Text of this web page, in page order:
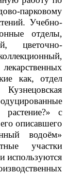
парковому
Учебно-
отделы,
цветочно-
как, отдел
с
описавшего
водоём»
участки
используются